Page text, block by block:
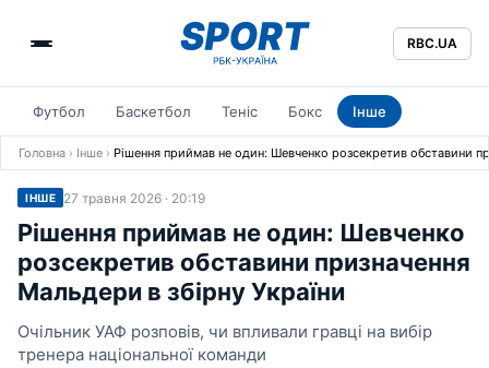
RBC.UA
Футбол Баскетбол Теніс Бокс Інше
Головна › Інше › Рішення приймав не один: Шевченко розсекретив обставини
ІНШЕ 27 травня 2026 · 20:19
Рішення приймав не один: Шевченко
розсекретив обставини призначення
Мальдери в збірну України
Очільник УАФ розповів, чи впливали гравці на вибір
тренера національної команди